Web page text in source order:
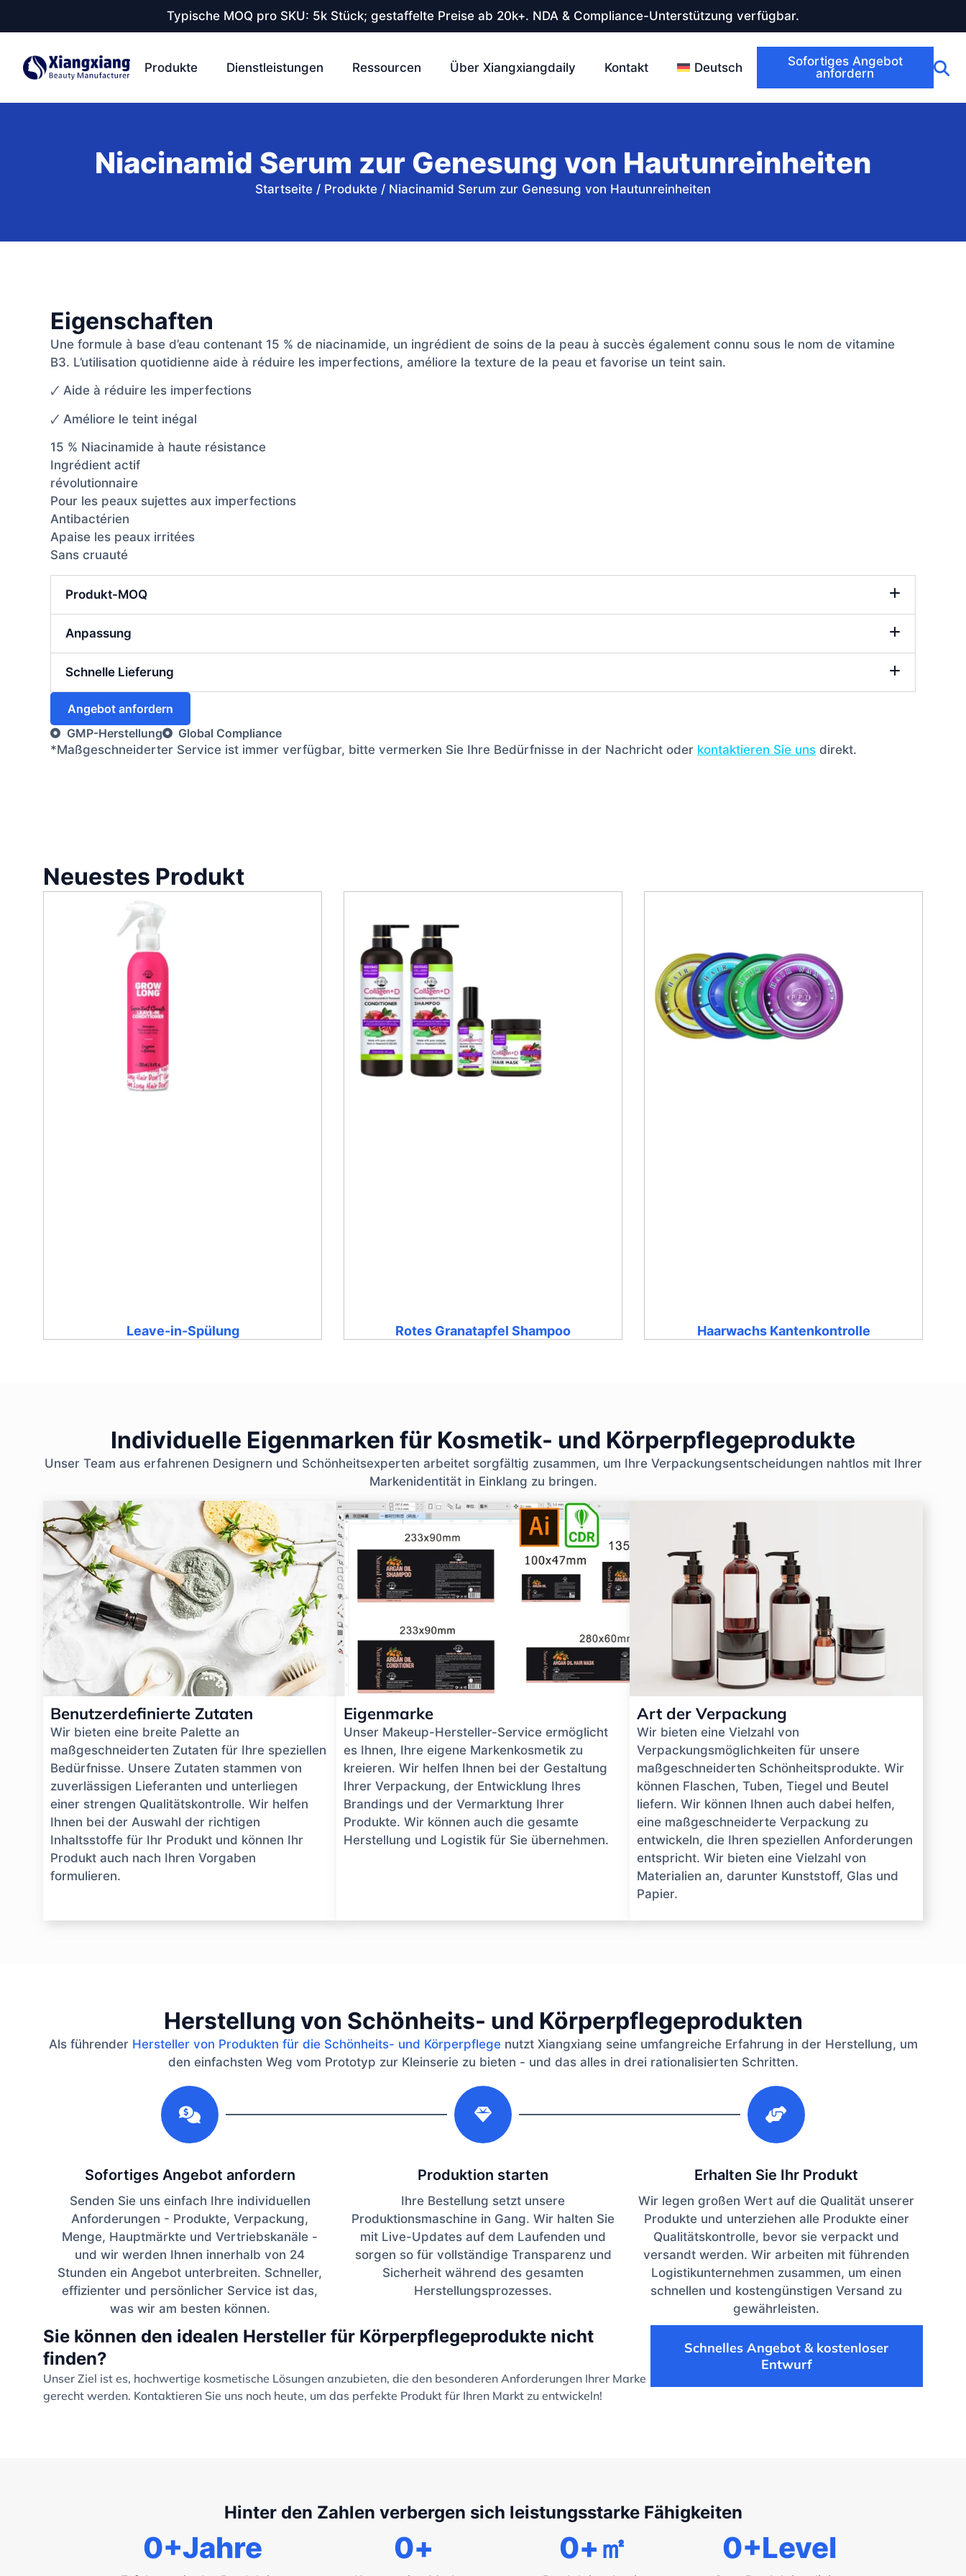
Typische MOQ pro SKU: 5k Stück; gestaffelte Preise ab 20k+. NDA & Compliance-Unterstützung verfügbar.
Produkte Dienstleistungen Ressourcen Über Xiangxiangdaily Kontakt Deutsch
Sofortiges Angebot
anfordern
Niacinamid Serum zur Genesung von Hautunreinheiten
Startseite / Produkte / Niacinamid Serum zur Genesung von Hautunreinheiten
Eigenschaften
Une formule à base d’eau contenant 15 % de niacinamide, un ingrédient de soins de la peau à succès également connu sous le nom de vitamine
B3. L’utilisation quotidienne aide à réduire les imperfections, améliore la texture de la peau et favorise un teint sain.
🗸 Aide à réduire les imperfections
🗸 Améliore le teint inégal
15 % Niacinamide à haute résistance
Ingrédient actif
révolutionnaire
Pour les peaux sujettes aux imperfections
Antibactérien
Apaise les peaux irritées
Sans cruauté
Produkt-MOQ
Anpassung
Schnelle Lieferung
Angebot anfordern
GMP-Herstellung
Global Compliance
*Maßgeschneiderter Service ist immer verfügbar, bitte vermerken Sie Ihre Bedürfnisse in der Nachricht oder kontaktieren Sie uns direkt.
Neuestes Produkt
Leave-in-Spülung Rotes Granatapfel Shampoo Haarwachs Kantenkontrolle
Individuelle Eigenmarken für Kosmetik- und Körperpflegeprodukte
Unser Team aus erfahrenen Designern und Schönheitsexperten arbeitet sorgfältig zusammen, um Ihre Verpackungsentscheidungen nahtlos mit Ihrer
Markenidentität in Einklang zu bringen.
Benutzerdefinierte Zutaten
Wir bieten eine breite Palette an
maßgeschneiderten Zutaten für Ihre speziellen
Bedürfnisse. Unsere Zutaten stammen von
zuverlässigen Lieferanten und unterliegen
einer strengen Qualitätskontrolle. Wir helfen
Ihnen bei der Auswahl der richtigen
Inhaltsstoffe für Ihr Produkt und können Ihr
Produkt auch nach Ihren Vorgaben
formulieren.
Eigenmarke
Unser Makeup-Hersteller-Service ermöglicht
es Ihnen, Ihre eigene Markenkosmetik zu
kreieren. Wir helfen Ihnen bei der Gestaltung
Ihrer Verpackung, der Entwicklung Ihres
Brandings und der Vermarktung Ihrer
Produkte. Wir können auch die gesamte
Herstellung und Logistik für Sie übernehmen.
Art der Verpackung
Wir bieten eine Vielzahl von
Verpackungsmöglichkeiten für unsere
maßgeschneiderten Schönheitsprodukte. Wir
können Flaschen, Tuben, Tiegel und Beutel
liefern. Wir können Ihnen auch dabei helfen,
eine maßgeschneiderte Verpackung zu
entwickeln, die Ihren speziellen Anforderungen
entspricht. Wir bieten eine Vielzahl von
Materialien an, darunter Kunststoff, Glas und
Papier.
Herstellung von Schönheits- und Körperpflegeprodukten
Als führender Hersteller von Produkten für die Schönheits- und Körperpflegenutzt Xiangxiang seine umfangreiche Erfahrung in der Herstellung, um
den einfachsten Weg vom Prototyp zur Kleinserie zu bieten - und das alles in drei rationalisierten Schritten.
Sofortiges Angebot anfordern
Senden Sie uns einfach Ihre individuellen
Anforderungen - Produkte, Verpackung,
Menge, Hauptmärkte und Vertriebskanäle -
und wir werden Ihnen innerhalb von 24
Stunden ein Angebot unterbreiten. Schneller,
effizienter und persönlicher Service ist das,
was wir am besten können.
Produktion starten
Ihre Bestellung setzt unsere
Produktionsmaschine in Gang. Wir halten Sie
mit Live-Updates auf dem Laufenden und
sorgen so für vollständige Transparenz und
Sicherheit während des gesamten
Herstellungsprozesses.
Erhalten Sie Ihr Produkt
Wir legen großen Wert auf die Qualität unserer
Produkte und unterziehen alle Produkte einer
Qualitätskontrolle, bevor sie verpackt und
versandt werden. Wir arbeiten mit führenden
Logistikunternehmen zusammen, um einen
schnellen und kostengünstigen Versand zu
gewährleisten.
Sie können den idealen Hersteller für Körperpflegeprodukte nicht
finden?
Unser Ziel ist es, hochwertige kosmetische Lösungen anzubieten, die den besonderen Anforderungen Ihrer Marke
gerecht werden. Kontaktieren Sie uns noch heute, um das perfekte Produkt für Ihren Markt zu entwickeln!
Schnelles Angebot & kostenloser
Entwurf
Hinter den Zahlen verbergen sich leistungsstarke Fähigkeiten
0+Jahre 0+ 0+㎡ 0+Level